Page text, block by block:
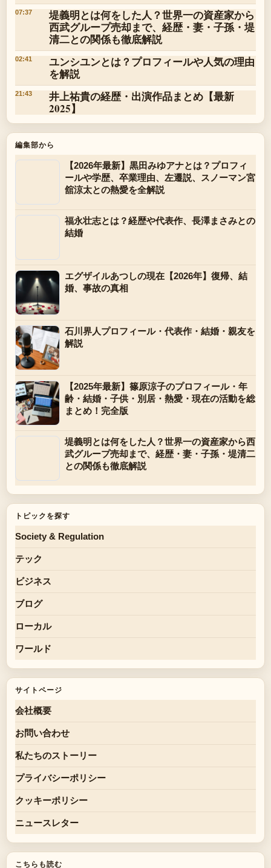
07:37
堤義明とは何をした人？世界一の資産家から
西武グループ売却まで、経歴・妻・子孫・堤
清二との関係も徹底解説
02:41
ユンシユンとは？プロフィールや人気の理由
を解説
21:43
井上祐貴の経歴・出演作品まとめ【最新
2025】
編集部から
【2026年最新】黒田みゆアナとは？プロフィ
ールや学歴、卒業理由、左遷説、スノーマン宮
舘涼太との熱愛を全解説
福永壮志とは？経歴や代表作、長澤まさみとの
結婚
エグザイルあつしの現在【2026年】復帰、結
婚、事故の真相
石川界人プロフィール・代表作・結婚・親友を
解説
【2025年最新】篠原涼子のプロフィール・年
齢・結婚・子供・別居・熱愛・現在の活動を総
まとめ！完全版
堤義明とは何をした人？世界一の資産家から西
武グループ売却まで、経歴・妻・子孫・堤清二
との関係も徹底解説
トピックを探す
Society & Regulation
テック
ビジネス
ブログ
ローカル
ワールド
サイトページ
会社概要
お問い合わせ
私たちのストーリー
プライバシーポリシー
クッキーポリシー
ニュースレター
こちらも読む